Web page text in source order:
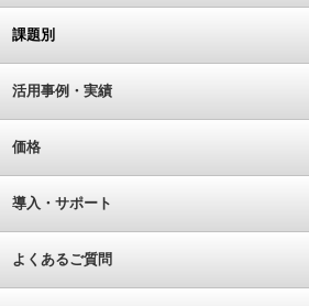
課題別
活用事例・実績
価格
導入・サポート
よくあるご質問